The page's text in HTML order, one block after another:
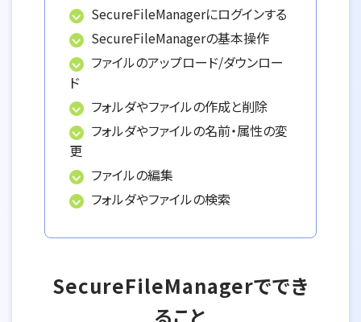
SecureFileManagerにログインする
SecureFileManagerの基本操作
ファイルのアップロード/ダウンロー
ド
フォルダやファイルの作成と削除
フォルダやファイルの名前・属性の変
更
ファイルの編集
フォルダやファイルの検索
SecureFileManagerででき
ること